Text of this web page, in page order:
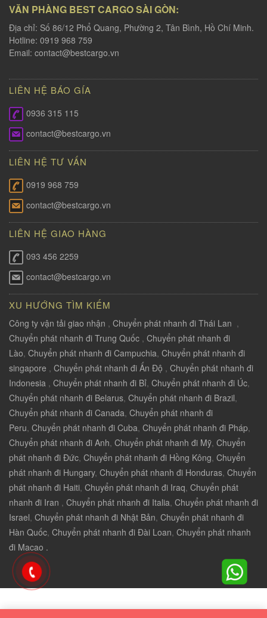
VĂN PHÀNG BEST CARGO SÀI GÒN:
Địa chỉ: Số 86/12 Phổ Quang, Phường 2, Tân Bình, Hồ Chí Minh.
Hotline: 0919 968 759
Email: contact@bestcargo.vn
LIÊN HỆ BÁO GÍA
0936 315 115
contact@bestcargo.vn
LIÊN HỆ TƯ VẤN
0919 968 759
contact@bestcargo.vn
LIÊN HỆ GIAO HÀNG
093 456 2259
contact@bestcargo.vn
XU HƯỚNG TÌM KIẾM
Công ty vận tải giao nhận , Chuyển phát nhanh đi Thái Lan ,
Chuyển phát nhanh đi Trung Quốc , Chuyển phát nhanh đi
Lào, Chuyển phát nhanh đi Campuchia, Chuyển phát nhanh đi
singapore , Chuyển phát nhanh đi Ấn Độ , Chuyển phát nhanh đi
Indonesia , Chuyển phát nhanh đi Bỉ, Chuyển phát nhanh đi Úc,
Chuyển phát nhanh đi Belarus, Chuyển phát nhanh đi Brazil,
Chuyển phát nhanh đi Canada, Chuyển phát nhanh đi
Peru, Chuyển phát nhanh đi Cuba, Chuyển phát nhanh đi Pháp,
Chuyển phát nhanh đi Anh, Chuyển phát nhanh đi Mỹ, Chuyển
phát nhanh đi Đức, Chuyển phát nhanh đi Hồng Kông, Chuyển
phát nhanh đi Hungary, Chuyển phát nhanh đi Honduras, Chuyển
phát nhanh đi Haiti, Chuyển phát nhanh đi Iraq, Chuyển phát
nhanh đi Iran , Chuyển phát nhanh đi Italia, Chuyển phát nhanh đi
Israel, Chuyển phát nhanh đi Nhật Bản, Chuyển phát nhanh đi
Hàn Quốc, Chuyển phát nhanh đi Đài Loan, Chuyển phát nhanh
đi Macao .